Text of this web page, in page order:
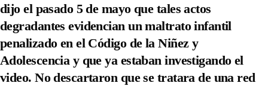
dijo el pasado 5 de mayo que tales actos
degradantes evidencian un maltrato infantil
penalizado en el Código de la Niñez y
Adolescencia y que ya estaban investigando el
video. No descartaron que se tratara de una red